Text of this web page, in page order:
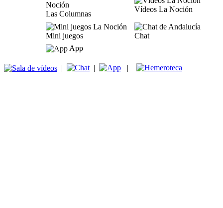
Las Columnas
Vídeos La Noción
Mini juegos
Chat
App
| | |